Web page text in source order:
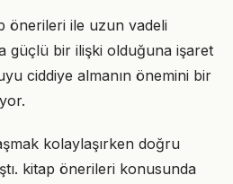
önerileri ile uzun vadeli
güçlü bir ilişki olduğuna işaret
ciddiye almanın önemini bir
kolaylaşırken doğru
kitap önerileri konusunda